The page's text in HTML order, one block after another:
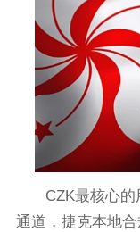
CZK最核心
通道，捷克本地